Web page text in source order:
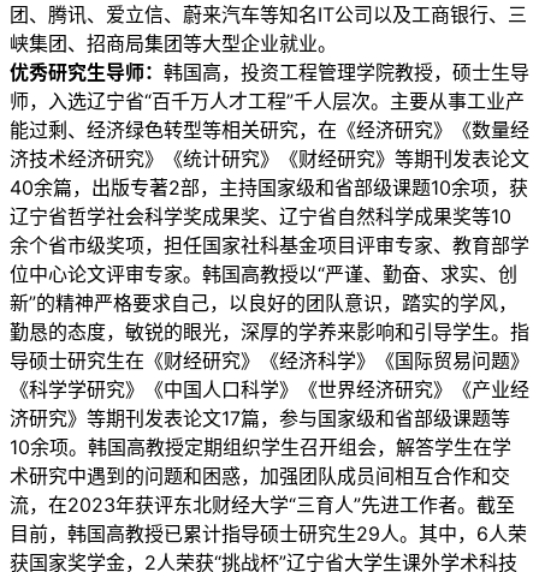
团、腾讯、爱立信、蔚来汽车等知名IT公司以及工商银行、三
峡集团、招商局集团等大型企业就业。
优秀研究生导师： 韩国高，投资工程管理学院教授，硕士生导
师，入选辽宁省“百千万人才工程”千人层次。主要从事工业产
能过剩、经济绿色转型等相关研究，在《经济研究》《数量经
济技术经济研究》《统计研究》《财经研究》等期刊发表论文
40余篇，出版专著2部，主持国家级和省部级课题10余项，获
辽宁省哲学社会科学奖成果奖、辽宁省自然科学成果奖等10
余个省市级奖项，担任国家社科基金项目评审专家、教育部学
位中心论文评审专家。韩国高教授以“严谨、勤奋、求实、创
新”的精神严格要求自己，以良好的团队意识，踏实的学风，
勤恳的态度，敏锐的眼光，深厚的学养来影响和引导学生。指
导硕士研究生在《财经研究》《经济科学》《国际贸易问题》
《科学学研究》《中国人口科学》《世界经济研究》《产业经
济研究》等期刊发表论文17篇，参与国家级和省部级课题等
10余项。韩国高教授定期组织学生召开组会，解答学生在学
术研究中遇到的问题和困惑，加强团队成员间相互合作和交
流，在2023年获评东北财经大学“三育人”先进工作者。截至
目前，韩国高教授已累计指导硕士研究生29人。其中，6人荣
获国家奖学金，2人荣获“挑战杯”辽宁省大学生课外学术科技